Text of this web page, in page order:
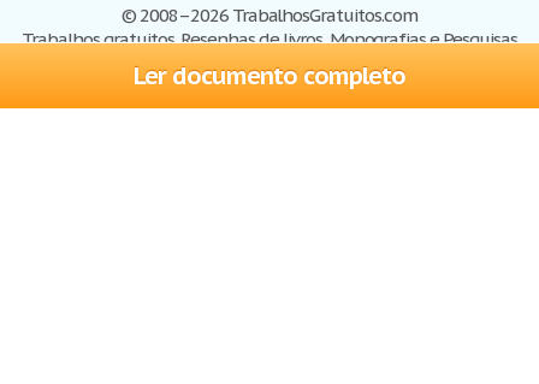
Ler documento completo
© 2008–2026 TrabalhosGratuitos.com
Trabalhos gratuitos, Resenhas de livros, Monografias e Pesquisas